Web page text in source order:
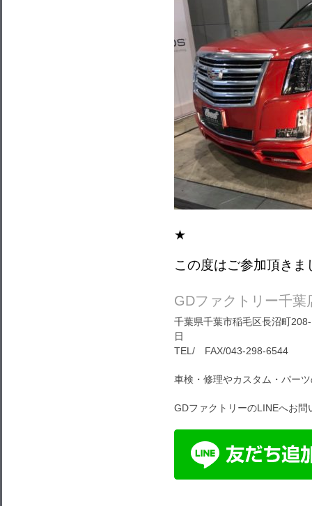
★
この度はご参加頂き
GDファクトリー千葉
千葉県千葉市稲毛区長沼町
日
TEL/ FAX/043-298-6544
車検・修理やカスタム・パー
GDファクトリーのLINEへお問